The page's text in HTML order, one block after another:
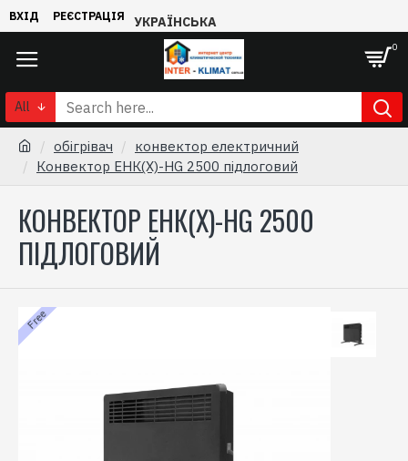
ВХІД РЕЄСТРАЦІЯ УКРАЇНСЬКА
0
All
обігрівач
конвектор електричний
Конвектор ЕНК(Х)-HG 2500 підлоговий
КОНВЕКТОР ЕНК(Х)-HG 2500
ПІДЛОГОВИЙ
Free